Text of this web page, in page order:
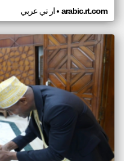
ار تي عربي• arabic.rt.com